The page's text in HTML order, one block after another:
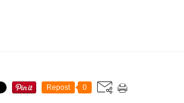
Repost 0